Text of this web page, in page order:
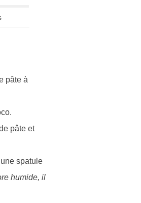
pâte à
pâte et
spatule
humide, il